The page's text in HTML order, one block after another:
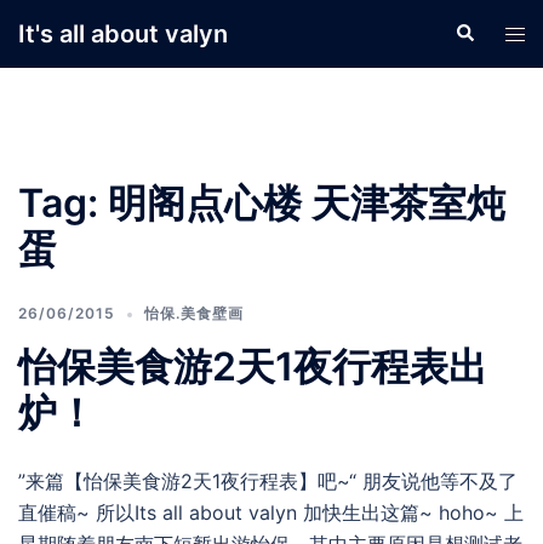
It's all about valyn Search
Tag: 明阁点心楼 天津茶室炖
蛋
26/06/2015 怡保.美食壁画
怡保美食游2天1夜行程表出
炉！
”来篇【怡保美食游2天1夜行程表】吧~“ 朋友说他等不及了
直催稿~ 所以Its all about valyn 加快生出这篇~ hoho~ 上